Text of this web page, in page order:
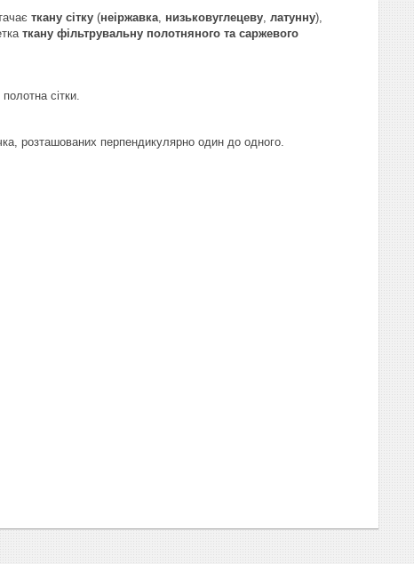
ткану сітку (неіржавка, низьковуглецеву, латунну),
ткану фільтрувальну полотняного та саржевого
сітки.
розташованих перпендикулярно один до одного.